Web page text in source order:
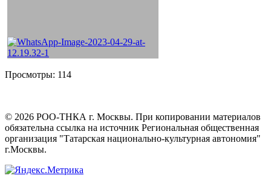
Просмотры: 114
© 2026 РОО-ТНКА г. Москвы. При копировании материалов
обязательна ссылка на источник Региональная общественная
организация "Татарская национально-культурная автономия"
г.Москвы.